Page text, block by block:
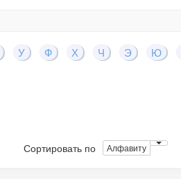
У Ф Х Ч Э Ю
Сортировать по Алфавиту